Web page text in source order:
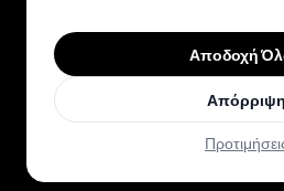
© 2026
Πολιτική ΑπορρήτουΌροι
Αποδοχή
Απόρριψη